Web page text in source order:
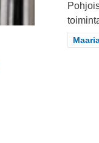
Rajaa